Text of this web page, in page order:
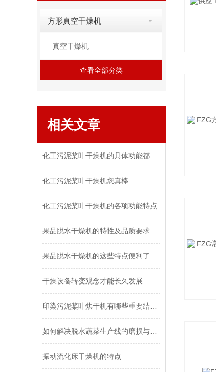
方形真空干燥机
真空干燥机
查看全部分类
相关文章
化工污泥桨叶干燥机您真棒
化工污泥桨叶干燥机的各项功能特点
果品脱水干燥机的特性及品质要求
干燥设备转变观念才能长久发展
振动流化床干燥机的特点